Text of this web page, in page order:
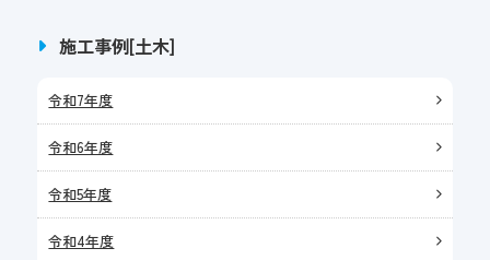
施工事例[土木]
令和7年度
令和6年度
令和5年度
令和4年度